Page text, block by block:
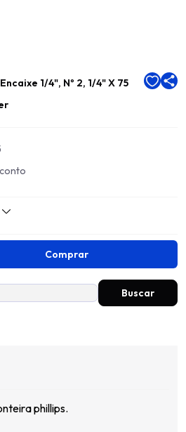
1/4", Nº 2, 1/4" X 75
Comprar
phillips.